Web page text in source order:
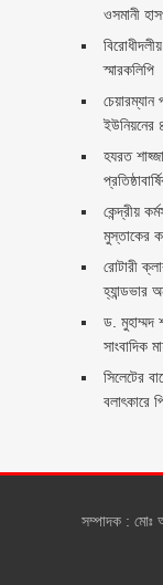
ওসমানী
স্মারকলিপি ‎
চেয়ারম্যান
ইউনিয়নের
হযরত
কেন্দ্রীয়
মুস্তাকের
রোটারী
হ্যান্ডভার
ড. মুহাম্মদ
সাংবাদিক
সিলেটের
বলাৎকারে
সম্পাদক : মোঃ